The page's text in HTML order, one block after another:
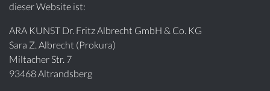
dieser Website ist:
ARA KUNST Dr. Fritz Albrecht GmbH & Co. KG
Sara Z. Albrecht (Prokura)
Miltacher Str. 7
93468 Altrandsberg